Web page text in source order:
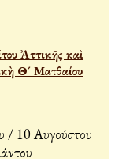
Ἀττικῆς καὶ
Θ´ Ματθαίου